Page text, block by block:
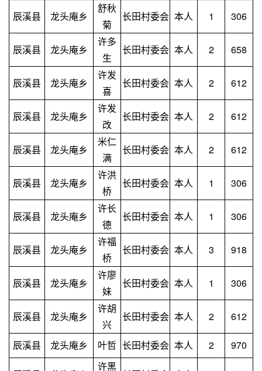
辰溪县 龙头庵乡
舒秋
菊
长田村委会 本人 1 306
辰溪县 龙头庵乡
许多
生
长田村委会 本人 2 658
辰溪县 龙头庵乡
许发
喜
长田村委会 本人 2 612
辰溪县 龙头庵乡
许发
改
长田村委会 本人 2 612
辰溪县 龙头庵乡
米仁
满
长田村委会 本人 2 612
辰溪县 龙头庵乡
许洪
桥
长田村委会 本人 1 306
辰溪县 龙头庵乡
许长
德
长田村委会 本人 1 306
辰溪县 龙头庵乡
许福
桥
长田村委会 本人 3 918
辰溪县 龙头庵乡
许廖
妹
长田村委会 本人 1 306
辰溪县 龙头庵乡
许胡
兴
长田村委会 本人 2 612
辰溪县 龙头庵乡 叶哲 长田村委会 本人 2 970
许黑